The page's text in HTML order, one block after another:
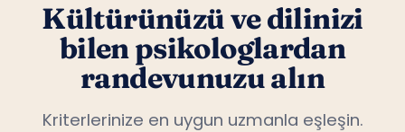
Kültürünüzü ve dilinizi
bilen psikologlardan
randevunuzu alın
Kriterlerinize en uygun uzmanla eşleşin.